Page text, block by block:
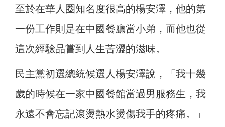
至於在華人圈知名度很高的楊安澤，他的第
一份工作則是在中國餐廳當小弟，而他也從
這次經驗品嘗到人生苦澀的滋味。
民主黨初選總統候選人楊安澤說，「我十幾
歲的時候在一家中國餐館當過男服務生，我
永遠不會忘記滾燙熱水燙傷我手的疼痛。」